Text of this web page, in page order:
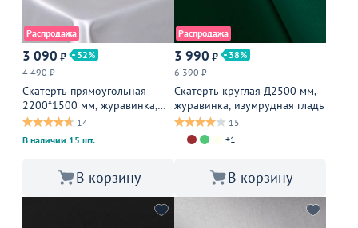
Распродажа
3 090 ₽
32
4 490 ₽
Скатерть прямоугольная
2200*1500 мм, журавинка,
белая гладь14
В наличии 15 шт.
В корзину
Распродажа
3 990 ₽
38
6 390 ₽
Скатерть круглая Д2500 мм,
журавинка, изумрудная гладь
15
+1
В корзину